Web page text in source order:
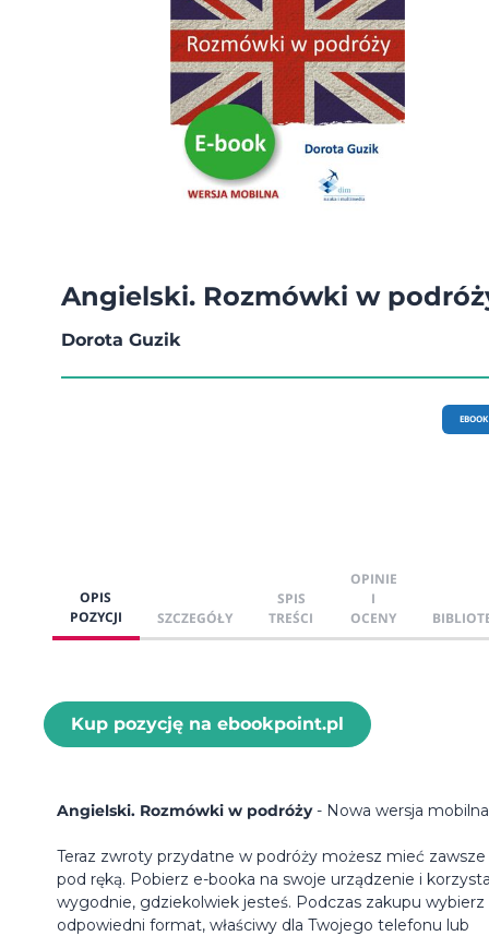
Angielski. Rozmówki w
Dorota Guzik
EBOOK
OPIS
POZYCJI
SZCZEGÓŁY
SPIS
TREŚCI
OPINIE
I
OCENY
Kup pozycję na ebookpoint.pl
Angielski. Rozmówki w podróży- Nowa wersja mobilna
Teraz zwroty przydatne w podróży możesz mieć zawsze
pod ręką. Pobierz e-booka na swoje urządzenie i
wygodnie, gdziekolwiek jesteś. Podczas zakupu wybierz
odpowiedni format, właściwy dla Twojego telefonu lub